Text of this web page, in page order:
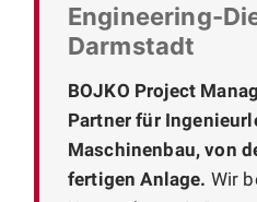
Engineering-
Darmstadt
BOJKO Project
Partner für
Maschinenbau, von
fertigen Anlage. Wir